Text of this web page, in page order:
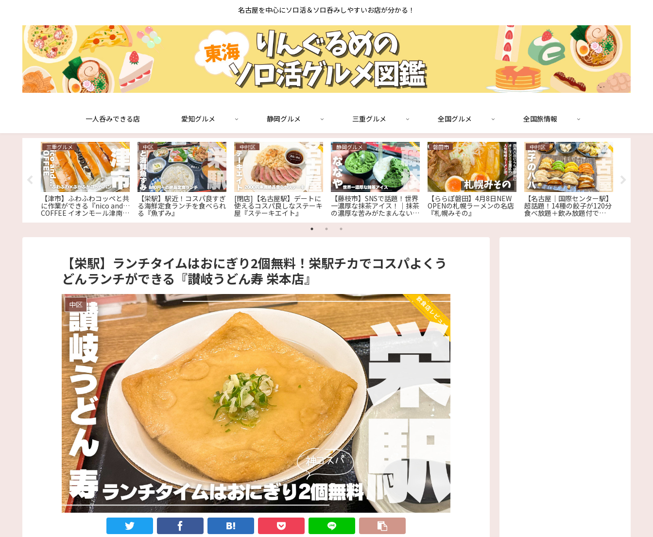
名古屋を中心にソロ活＆ソロ呑みしやすいお店が分かる！
一人呑みできる店 愛知グルメ 静岡グルメ 三重グルメ 全国グルメ 全国旅情報
三重グルメ
【津市】ふわふわコッペと共
に作業ができる『nico and…
COFFEE イオンモール津南
店』
中区
【栄駅】駅近！コスパ良すぎ
る海鮮定食ランチを食べられ
る『魚ずみ』
中村区
[閉店]【名古屋駅】デートに
使えるコスパ良しなステーキ
屋『ステーキエイト』
静岡グルメ
【藤枝市】SNSで話題！世界
一濃厚な抹茶アイス！│抹茶
の濃厚な苦みがたまんない
『ななや』
磐田市
【ららぽ磐田】4月8日NEW
OPENの札幌ラーメンの名店
『札幌みその』
中村区
【名古屋│国際センター駅】
超話題！14種の餃子が120分
食べ放題＋飲み放題付で
3680円の『餃子のハハ 名古
【栄駅】ランチタイムはおにぎり2個無料！栄駅チカでコスパよくう
どんランチができる『讃岐うどん寿 栄本店』
中区